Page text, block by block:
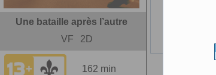
Une bataille après l’autre
VF
2D
162 min